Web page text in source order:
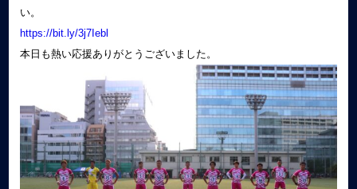
い。
https://bit.ly/3j7Iebl
本日も熱い応援ありがとうございました。